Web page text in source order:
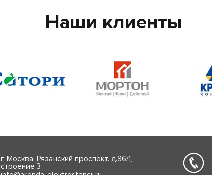
Наши клиенты
г. Москва, Рязанский проспект. д.86/1,
строение 3